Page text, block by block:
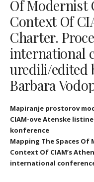
Of Modernist
Context Of
Charter.
international
uredili/edited
Barbara
Mapiranje prostorov
CIAM-ove Atenske
konference
Mapping The Spaces
Context Of CIAM’s
international